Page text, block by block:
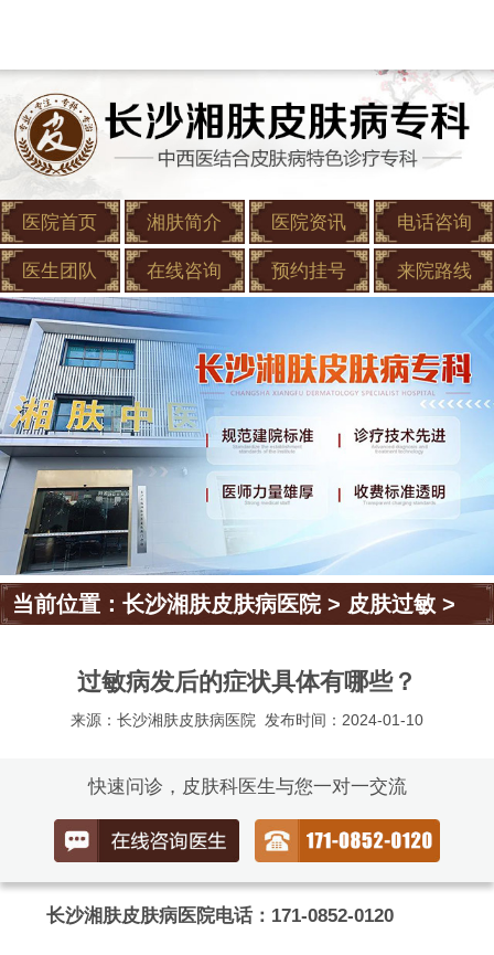
医院首页 湘肤简介 医院资讯 电话咨询
医生团队 在线咨询 预约挂号 来院路线
当前位置：长沙湘肤皮肤病医院> 皮肤过敏 >
过敏病发后的症状具体有哪些？
来源：长沙湘肤皮肤病医院 发布时间：2024-01-10
快速问诊，皮肤科医生与您一对一交流
长沙湘肤皮肤病医院电话：171-0852-0120